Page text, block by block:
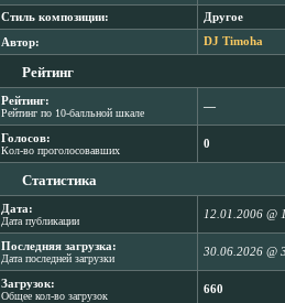
Стиль композиции: Другое
Автор: DJ Timoha
Рейтинг
Рейтинг:
Рейтинг по 10-балльной шкале
―
Голосов:
Кол-во проголосовавших
0
Статистика
Дата:
Дата публикации
12.01.2006 @
Последняя загрузка:
Дата последней загрузки
30.06.2026 @
Загрузок:
Общее кол-во загрузок
660